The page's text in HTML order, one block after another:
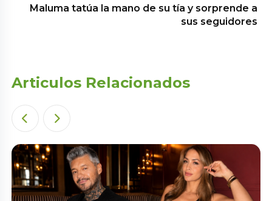
Maluma tatúa la mano de su tía y sorprende a
sus seguidores
Articulos Relacionados